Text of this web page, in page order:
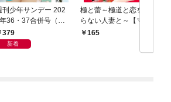
刊少年サンデー 202
36・37合併号（20
年8月5日発売号）
379
新着
極と蕾～極道と恋を知
らない人妻と～【マイ
クロ】（１）
165